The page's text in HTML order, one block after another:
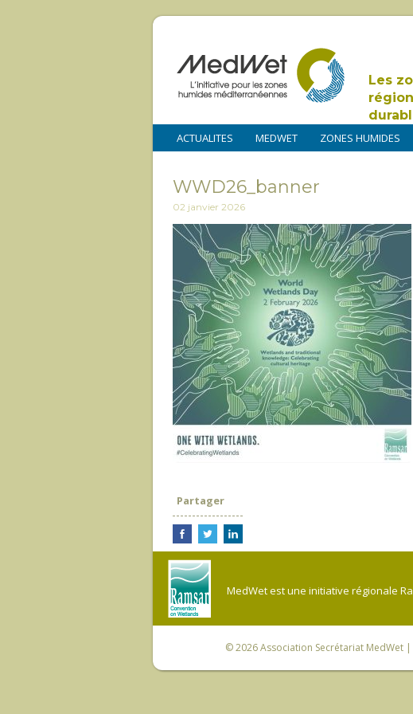
Les
ACTUALITES MEDWET ZONES HUMIDES
WWD26_banner
02 janvier 2026
Partager
MedWet est une initiative régionale
© 2026Association Secrétariat MedWet |